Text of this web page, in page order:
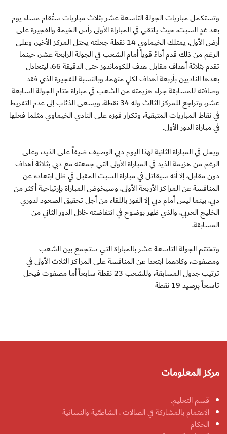
وتستكمل مباريات الجولة التاسعة عشر بثلاث مباريات ستُقام مساء يوم
بعد غدٍ السبت، حيث يلتقي في المباراة الأولى رأس الخيمة والفجيرة على
أرض الأول، يمتلك الخيماوي 14 نقطة جعلته يحتل المركز الأخير، وعلى
الرغم من ذلك قدم أداءً قوياً أمام الشعب في الجولة الرابعة عشر، حينما
تقدم بثلاثة أهداف مقابل هدف للكوماندوز حتى الدقيقة 66، ليتعادل
بعدها الناديين بأربعة أهداف لكلٍ منهما، وبالنسبة للفجيرة الذي فقد
وصافته للمسابقة جراء هزيمته من الشعب في مباراة ختام الجولة السابعة
عشر، وتراجع للمركز الثالث وله 34 نقطة، ويسعى الذئاب إلى عدم التفريط
في نقاط المباريات المتبقية، وتكرار فوزه على النادي الخيماوي مثلما فعلها
في مباراة الدور الأول.
ويحل في المباراة الثانية لهذا اليوم دبي الوصيف ضيفاً على الذيد، وعلى
الرغم من هزيمة الذيد في المباراة الأولى التي جمعته مع دبي بثلاثة أهداف
دون مقابل، إلا أنه سيقاتل في مباراة السبت المقبل في ظل ابتعاده عن
المنافسة عن المراكز الأربعة الأولى، وسيخوض المباراة بإرتياحية أكثر من
دبي، بينما ليس أمام دبي إلا الفوز باللقاء من أجل تحقيق الصعود لدوري
الخليج العربي، والذي ظهر بوضوح في انتفاضته خلال الدور الثاني من
المسابقة.
وتختتم الجولة التاسعة عشر بالمباراة التي ستجمع بين الشعب
ومصفوت، وكلاهما ابتعدا عن المنافسة على المراكز الثلاث الأولى في
ترتيب جدول المسابقة، وللشعب 23 نقطة سابعاً أما مصفوت فيحل
تاسعاً برصيد 19 نقطة
مركز المعلومات
قسم التعليم.
الاهتمام بالمشاركة في الصالات ، الشاطئية والنسائية
الحكام